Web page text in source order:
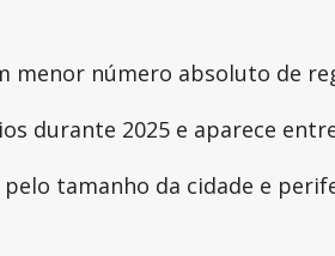
menor número absoluto de
durante 2025 e aparece
tamanho da cidade e